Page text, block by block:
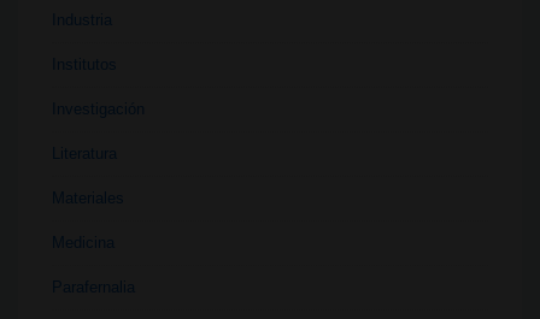
Industria
Institutos
Investigación
Literatura
Materiales
Medicina
Parafernalia